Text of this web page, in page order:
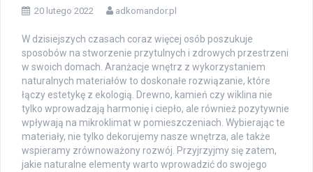
20 lutego 2022 adkomandor.pl
W dzisiejszych czasach coraz więcej osób poszukuje
sposobów na stworzenie przytulnych i zdrowych przestrzeni
w swoich domach. Aranżacje wnętrz z wykorzystaniem
naturalnych materiałów to doskonałe rozwiązanie, które
łączy estetykę z ekologią. Drewno, kamień czy wiklina nie
tylko wprowadzają harmonię i ciepło, ale również pozytywnie
wpływają na mikroklimat w pomieszczeniach. Wybierając te
materiały, nie tylko dekorujemy nasze wnętrza, ale także
wspieramy zrównoważony rozwój. Przyjrzyjmy się zatem,
jakie naturalne elementy warto wprowadzić do swojego